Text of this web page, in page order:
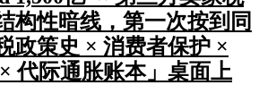
构性暗线，第一次按到同
政策史 × 消费者保护 ×
代际通胀账本」桌面上